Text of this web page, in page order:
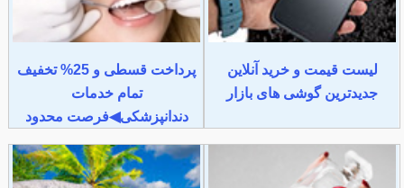
لیست قیمت و خرید آنلاین
جدیدترین گوشی های بازار
پرداخت قسطی و 25% تخفیف
تمام خدمات
دندانپزشکی◀فرصت محدود